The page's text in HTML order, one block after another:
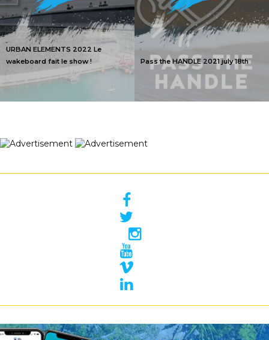
URBAN ELEMENTS 2022 Le
wakeboard fait le show !
Pass the HANDLE 2021 july 18th